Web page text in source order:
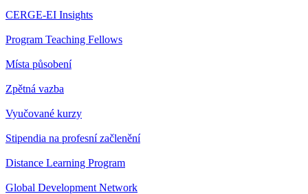
CERGE-EI Insights
Program Teaching Fellows
Místa působení
Zpětná vazba
Vyučované kurzy
Stipendia na profesní začlenění
Distance Learning Program
Global Development Network